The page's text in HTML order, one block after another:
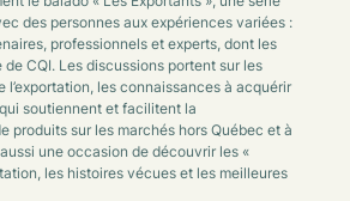
des personnes aux expériences variées :
professionnels et experts, dont les
de CQI. Les discussions portent sur les
l’exportation, les connaissances à acquérir
soutiennent et facilitent la
produits sur les marchés hors Québec et à
aussi une occasion de découvrir les «
les histoires vécues et les meilleures